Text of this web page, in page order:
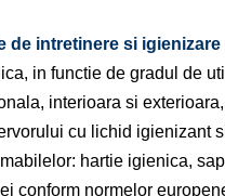
de intretinere si igienizare
in functie de gradul de
interioara si
cu lichid igienizant
hartie igienica,
conform normelor